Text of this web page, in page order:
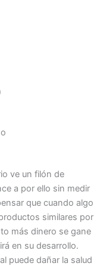
ve un filón de
a por ello sin medir
que cuando algo
similares por
más dinero se gane
en su desarrollo.
puede dañar la salud